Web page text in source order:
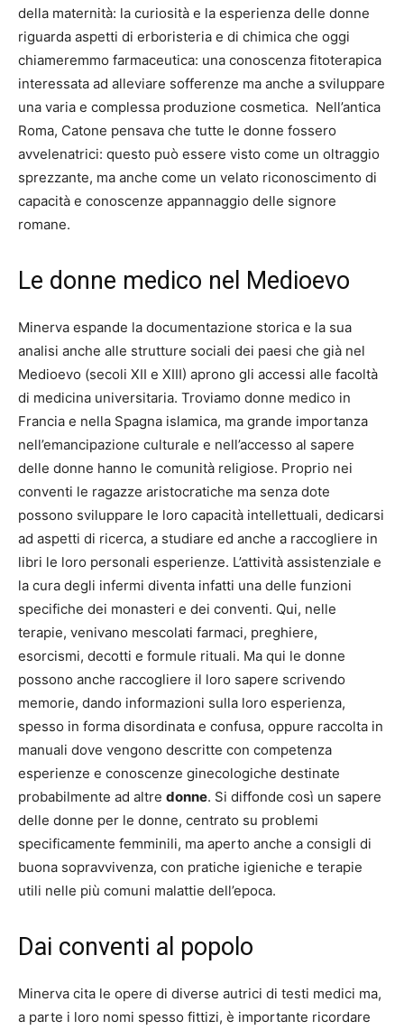
della maternità: la curiosità e la esperienza delle donne
riguarda aspetti di erboristeria e di chimica che oggi
chiameremmo farmaceutica: una conoscenza fitoterapica
interessata ad alleviare sofferenze ma anche a sviluppare
una varia e complessa produzione cosmetica. Nell’antica
Roma, Catone pensava che tutte le donne fossero
avvelenatrici: questo può essere visto come un oltraggio
sprezzante, ma anche come un velato riconoscimento di
capacità e conoscenze appannaggio delle signore
romane.
Le donne medico nel Medioevo
Minerva espande la documentazione storica e la sua
analisi anche alle strutture sociali dei paesi che già nel
Medioevo (secoli XII e XIII) aprono gli accessi alle facoltà
di medicina universitaria. Troviamo donne medico in
Francia e nella Spagna islamica, ma grande importanza
nell’emancipazione culturale e nell’accesso al sapere
delle donne hanno le comunità religiose. Proprio nei
conventi le ragazze aristocratiche ma senza dote
possono sviluppare le loro capacità intellettuali, dedicarsi
ad aspetti di ricerca, a studiare ed anche a raccogliere in
libri le loro personali esperienze. L’attività assistenziale e
la cura degli infermi diventa infatti una delle funzioni
specifiche dei monasteri e dei conventi. Qui, nelle
terapie, venivano mescolati farmaci, preghiere,
esorcismi, decotti e formule rituali. Ma qui le donne
possono anche raccogliere il loro sapere scrivendo
memorie, dando informazioni sulla loro esperienza,
spesso in forma disordinata e confusa, oppure raccolta in
manuali dove vengono descritte con competenza
esperienze e conoscenze ginecologiche destinate
probabilmente ad altre donne. Si diffonde così un sapere
delle donne per le donne, centrato su problemi
specificamente femminili, ma aperto anche a consigli di
buona sopravvivenza, con pratiche igieniche e terapie
utili nelle più comuni malattie dell’epoca.
Dai conventi al popolo
Minerva cita le opere di diverse autrici di testi medici ma,
a parte i loro nomi spesso fittizi, è importante ricordare